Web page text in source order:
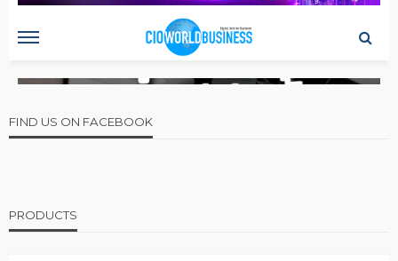
FIND US ON FACEBOOK
PRODUCTS